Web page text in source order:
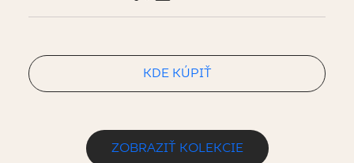
KDE KÚPIŤ
ZOBRAZIŤ KOLEKCIE